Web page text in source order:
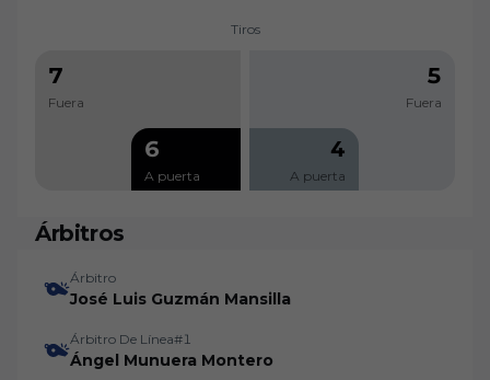
Tiros
7
Fuera
6
A puerta
5
Fuera
4
A puerta
Árbitros
Árbitro
José Luis Guzmán Mansilla
Árbitro De Línea#1
Ángel Munuera Montero